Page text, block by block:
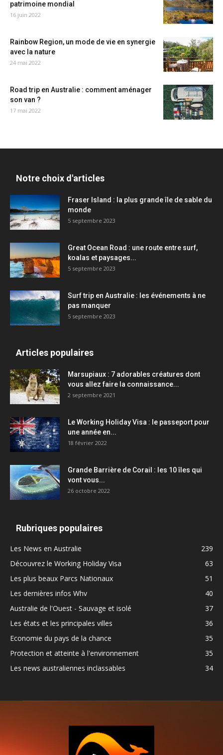
patrimoine mondial
16 juin 2022
Rainbow Region, un mode de vie en synergie
avec la nature
24 mai 2022
Road trip en Australie : comment aménager
son van ?
17 mai 2022
Notre choix d'articles
Fraser Island : la plus grande île de sable du
monde
5 septembre 2023
Great Ocean Road : une route entre surf,
koalas et paysages...
5 septembre 2023
Surf trip en Australie : les événements à ne
pas manquer
5 septembre 2023
Articles populaires
Marsupiaux : 7 adorables créatures dont
vous allez faire la connaissance...
2 septembre 2021
Le Working Holiday Visa : le passeport pour
une année en...
18 février 2022
Grande Barrière de Corail : les 10 îles qui
vont vous...
26 octobre 2022
Rubriques populaires
Les News en Australie
239
Découvrez le Working Holiday Visa
63
Les plus beaux Parcs Nationaux
51
Les dernières infos Whv
40
Australie de l'Ouest - Sauvage et isolé
37
Les états et les principales villes
36
Economie du pays de la chance
35
Protection et atteinte à l'environnement
35
Les news australiennes inclassables
34